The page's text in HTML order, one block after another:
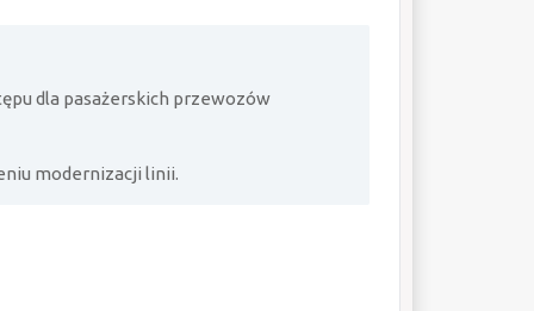
dla pasażerskich przewozów
modernizacji linii.